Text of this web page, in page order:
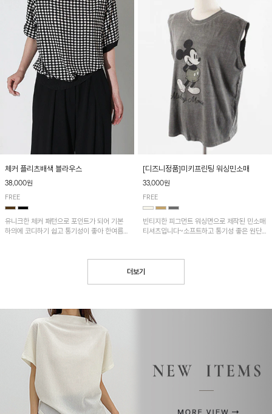
체커 플리츠배색 블라우스
38,000원
FREE
유니크한 체커 패턴으로 포인트가 되어 기본
하의에 코디하기 쉽고 통기성이 좋아 한여름에
[디즈니정품]미키프린팅 워싱민소매
33,000원
FREE
빈티지한 피그먼트 워싱면으로 제작된 민소매
티셔츠입니다~소프트하고 통기성 좋은 원단
더보기